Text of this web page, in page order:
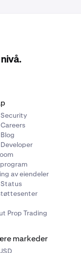
av eiendeler
Prop Trading
markeder